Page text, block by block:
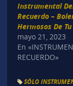
Instrumental
Recuerdo –
Hermosos De
mayo 21, 2023
En
RECUERDO»
SÓLO